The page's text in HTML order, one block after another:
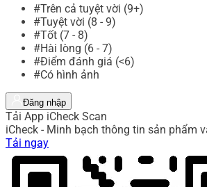
#Trên cả tuyệt vời (9+)
#Tuyệt vời (8 - 9)
#Tốt (7 - 8)
#Hài lòng (6 - 7)
#Điểm đánh giá (<6)
#Có hình ảnh
Đăng nhập
Tải App iCheck Scan
iCheck - Minh bạch thông tin sản phẩm
Tải ngay